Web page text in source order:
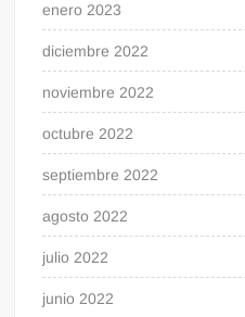
enero 2023
diciembre 2022
noviembre 2022
octubre 2022
septiembre 2022
agosto 2022
julio 2022
junio 2022